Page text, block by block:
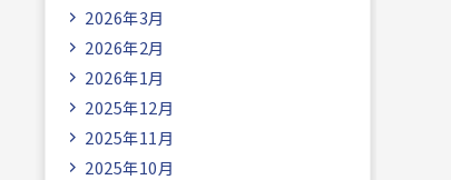
2026年3月
2026年2月
2026年1月
2025年12月
2025年11月
2025年10月